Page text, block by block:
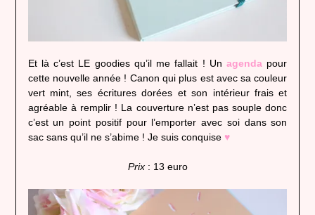
Et là c’est LE goodies qu’il me fallait ! Unagenda pour
cette nouvelle année ! Canon qui plus est avec sa couleur
vert mint, ses écritures dorées et son intérieur frais et
agréable à remplir ! La couverture n’est pas souple donc
c’est un point positif pour l’emporter avec soi dans son
sac sans qu’il ne s’abime ! Je suis conquise♥
Prix: 13 euro